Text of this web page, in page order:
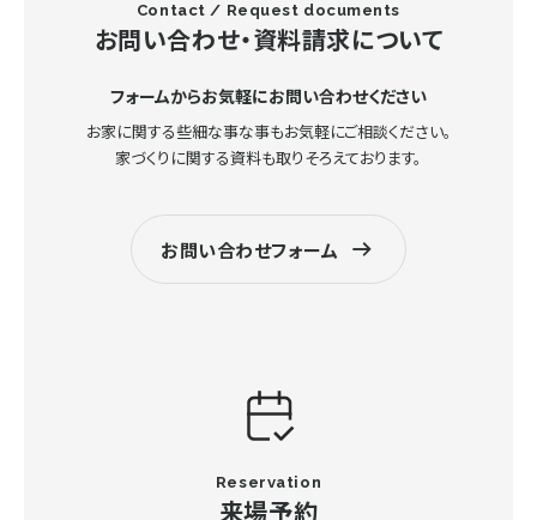
Contact / Request documents
お問い合わせ・資料請求について
フォームからお気軽にお問い合わせください
お家に関する些細な事な事もお気軽にご相談ください。
家づくりに関する資料も取りそろえております。
お問い合わせフォーム
Reservation
来場予約